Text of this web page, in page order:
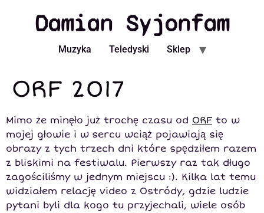
Damian Syjonfam
Muzyka Teledyski Sklep
ORF 2017
Mimo że minęło już trochę czasu od ORF to w
mojej głowie i w sercu wciąż pojawiają się
obrazy z tych trzech dni które spędziłem razem
z bliskimi na festiwalu. Pierwszy raz tak długo
zagościliśmy w jednym miejscu :). Kilka lat temu
widziałem relację video z Ostródy, gdzie ludzie
pytani byli dla kogo tu przyjechali, wiele osób